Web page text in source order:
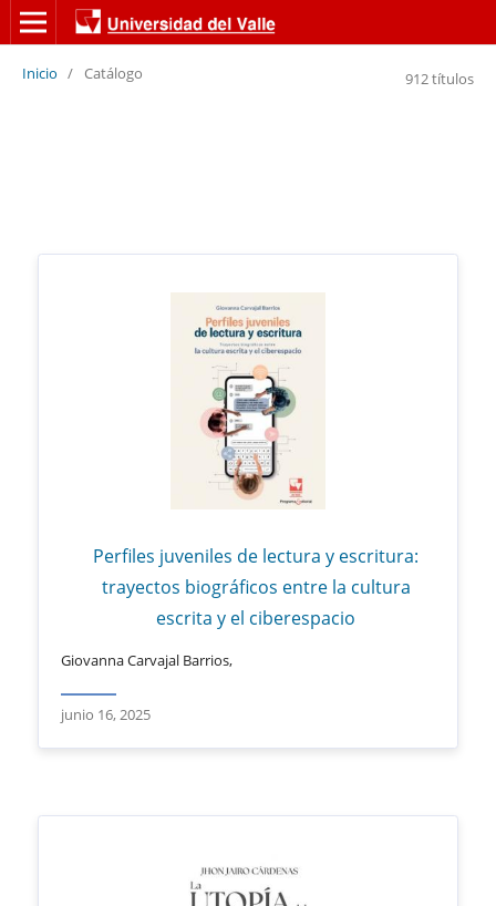
Inicio / Catálogo 912 títulos
Perfiles juveniles de lectura y escritura:
trayectos biográficos entre la cultura
escrita y el ciberespacio
Giovanna Carvajal Barrios,
junio 16, 2025